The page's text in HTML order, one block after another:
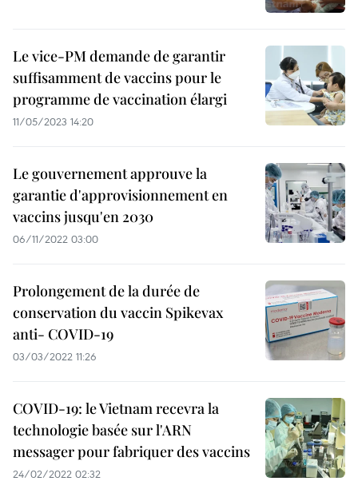
Le vice-PM demande de garantir
suffisamment de vaccins pour le
programme de vaccination élargi
11/05/2023 14:20
Le gouvernement approuve la
garantie d'approvisionnement en
vaccins jusqu'en 2030
06/11/2022 03:00
Prolongement de la durée de
conservation du vaccin Spikevax
anti- COVID-19
03/03/2022 11:26
COVID-19: le Vietnam recevra la
technologie basée sur l'ARN
messager pour fabriquer des vaccins
24/02/2022 02:32